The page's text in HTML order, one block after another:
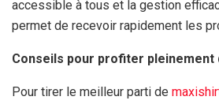
accessible à tous et la gestion
permet de recevoir rapidement les
Conseils pour profiter pleinement
Pour tirer le meilleur parti de